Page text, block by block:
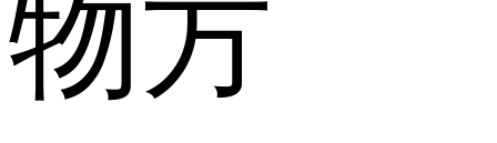
物方